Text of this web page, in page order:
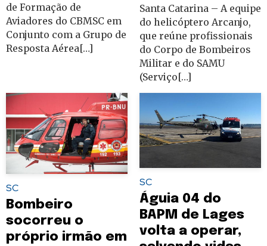
de Formação de
Aviadores do CBMSC em
Conjunto com a Grupo de
Resposta Aérea[…]
Santa Catarina – A equipe
do helicóptero Arcanjo,
que reúne profissionais
do Corpo de Bombeiros
Militar e do SAMU
(Serviço[…]
SC
Bombeiro
socorreu o
próprio irmão em
SC
Águia 04 do
BAPM de Lages
volta a operar,